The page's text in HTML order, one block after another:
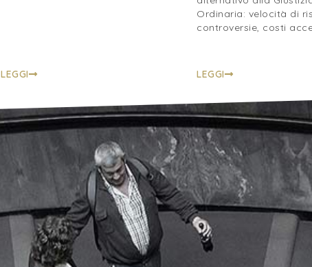
LEGGI
Ordinaria: velocità di
controversie, costi
LEGGI